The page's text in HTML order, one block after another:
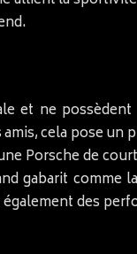
et ne
cela pose un
Porsche de
gabarit comme la
des